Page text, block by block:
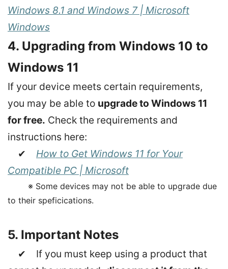
Windows 8.1 and Windows 7 | Microsoft
Windows
4. Upgrading from Windows 10 to
Windows 11
If your device meets certain requirements,
you may be able to upgrade to Windows 11
for free. Check the requirements and
instructions here:
✔ How to Get Windows 11 for Your
Compatible PC | Microsoft
※ Some devices may not be able to upgrade due
to their speficications.
5. Important Notes
✔ If you must keep using a product that